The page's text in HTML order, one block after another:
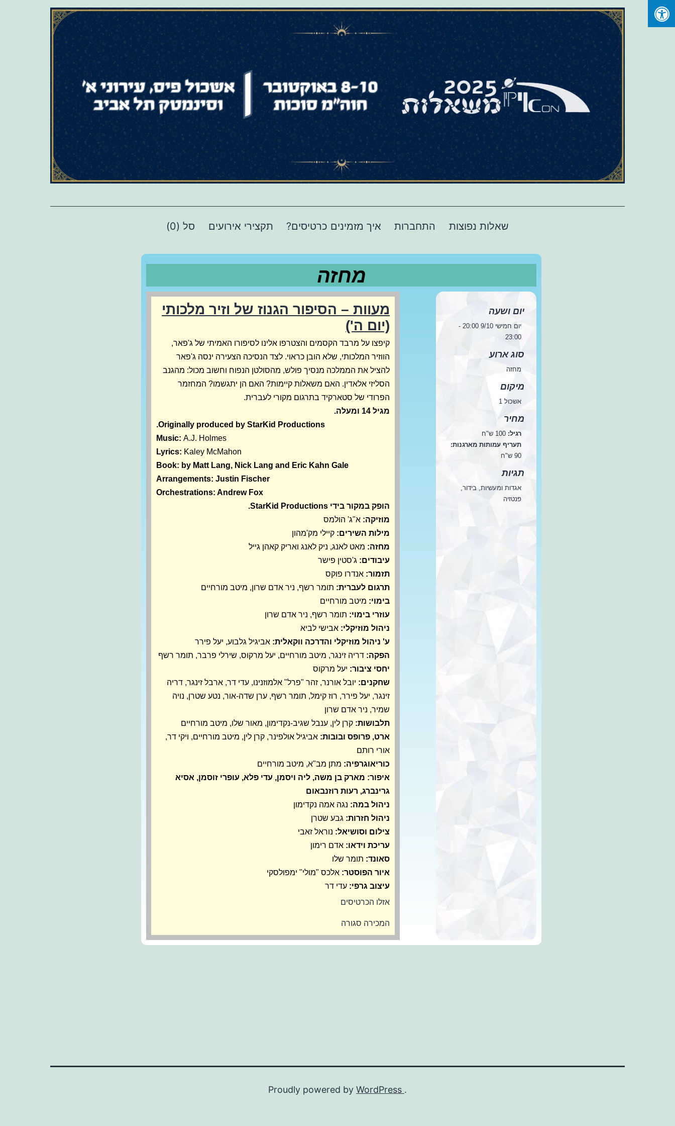
Skip
שאלות נפוצות התחברות איך מזמינים כרטיסים? תקצירי אירועים סל (0)
מחזה
יום ושעה
יום חמישי 9/10 20:00 -
23:00
סוג ארוע
מחזה
מיקום
אשכול 1
מחיר
רגיל: 100 ש"ח
תעריף עמותות מארגנות:
90 ש"ח
תגיות
אגדות ומעשיות, בידור,
פנטזיה
מעוות – הסיפור הגנוז של וזיר מלכותי
(יום ה')
קיפצו על מרבד הקסמים והצטרפו אלינו לסיפורו האמיתי של ג'פאר,
הווזיר המלכותי, שלא הובן כראוי. לצד הנסיכה הצעירה ינסה ג'פאר
להציל את הממלכה מנסיך פולש, מהסולטן הנפוח וחשוב מכול: מהגנב
הסליזי אלאדין. האם משאלות קיימות? האם הן יתגשמו? המחזמר
הפרודי של סטארקיד בתרגום מקורי לעברית.
מגיל 14 ומעלה.
Originally produced by StarKid Productions.
Music: A.J. Holmes
Lyrics: Kaley McMahon
Book: by Matt Lang, Nick Lang and Eric Kahn Gale
Arrangements: Justin Fischer
Orchestrations: Andrew Fox
הופק במקור בידי StarKid Productions.
מוזיקה: א"ג' הולמס
מילות השירים: קיילי מק'מהון
מחזה: מאט לאנג, ניק לאנג ואריק קאהן גייל
עיבודים: ג'סטין פישר
תזמור: אנדרו פוקס
תרגום לעברית: תומר רשף, ניר אדם שרון, מיטב מורחיים
בימוי: מיטב מורחיים
עוזרי בימוי: תומר רשף, ניר אדם שרון
ניהול מוזיקלי: אבישי לביא
ע' ניהול מוזיקלי והדרכה ווקאלית: אביגיל גלבוע, יעל פירר
הפקה: דריה זינגר, מיטב מורחיים, יעל מרקוס, שירלי פרבר, תומר רשף
יחסי ציבור: יעל מרקוס
שחקנים: יובל אורנר, זהר "פרל" אלמוזנינו, עדי דר, ארבל זינגר, דריה
זינגר, יעל פירר, רוז קימל, תומר רשף, ערן שדה-אור, נטע שטרן, נויה
שמיר, ניר אדם שרון
תלבושות: קרן לין, ענבל שגיב-נקדימון, מאור שלו, מיטב מורחיים
ארט, פרופס ובובות: אביגיל אולפינר, קרן לין, מיטב מורחיים, ויקי דר,
אורי רותם
כוריאוגרפיה: מתן מב"א, מיטב מורחיים
איפור: מארק בן משה, ליה ויסמן, עדי פלא, עופרי זוסמן, אסיא
גרינברג, רעות רוזנבאום
ניהול במה: נגה אמה נקדימון
ניהול חזרות: גבע שטרן
צילום וסושיאל: נוראל זאבי
עריכת וידאו: אדם רימון
סאונד: תומר שלו
איור הפוסטר: אלכס "מולי" ימפולסקי
עיצוב גרפי: עדי דר
אזלו הכרטיסים
המכירה סגורה
Proudly powered by WordPress .